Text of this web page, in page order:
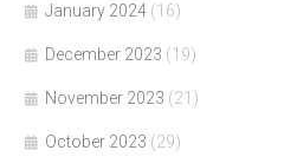
January 2024 (16)
December 2023 (19)
November 2023 (21)
October 2023 (29)